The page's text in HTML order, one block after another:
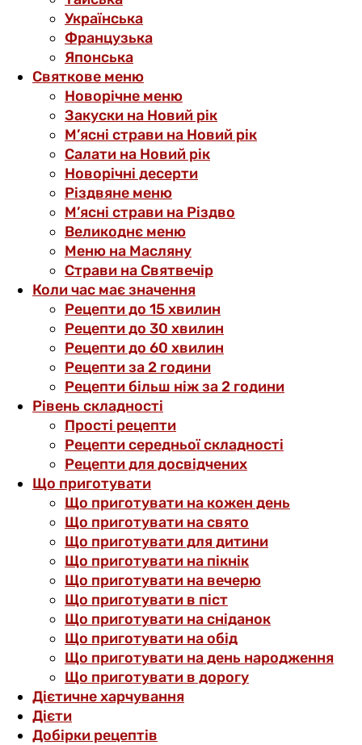
Українська
Французька
Японська
Святкове меню
Новорічне меню
Закуски на Новий рік
М’ясні страви на Новий рік
Салати на Новий рік
Новорічні десерти
Різдвяне меню
М’ясні страви на Різдво
Великоднє меню
Меню на Масляну
Страви на Святвечір
Коли час має значення
Рецепти до 15 хвилин
Рецепти до 30 хвилин
Рецепти до 60 хвилин
Рецепти за 2 години
Рецепти більш ніж за 2 години
Рівень складності
Прості рецепти
Рецепти середньої складності
Рецепти для досвідчених
Що приготувати
Що приготувати на кожен день
Що приготувати на свято
Що приготувати для дитини
Що приготувати на пікнік
Що приготувати на вечерю
Що приготувати в піст
Що приготувати на сніданок
Що приготувати на обід
Що приготувати на день народження
Що приготувати в дорогу
Дієтичне харчування
Дієти
Добірки рецептів